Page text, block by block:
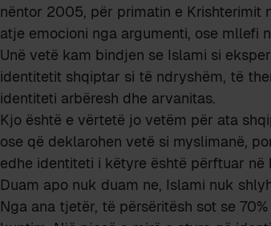
nëntor 2005, për primatin e Krishterimit
atje emocioni nga argumenti, ose mllefi
Unë vetë kam bindjen se Islami si
identitetit shqiptar si të ndryshëm, të
identiteti arbëresh dhe arvanitas.
Kjo është e vërtetë jo vetëm për ata
ose që deklarohen vetë si myslimanë,
edhe identiteti i këtyre është përftuar
Duam apo nuk duam ne, Islami nuk
Nga ana tjetër, të përsëritësh sot se